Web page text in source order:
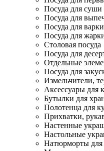
Посуда для суши
Посуда для
Посуда для
Посуда для
Столовая посуда
Посуда для
Отдельные
Посуда для
Измельчители,
Аксессуары для
Бутылки для
Полотенца для
Прихватки,
Настенные
Настольные
Натюрморты для